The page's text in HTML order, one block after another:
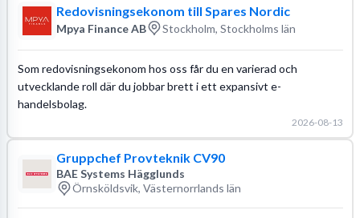
Redovisningsekonom till Spares Nordic
Mpya Finance AB Stockholm, Stockholms län
Som redovisningsekonom hos oss får du en varierad och
utvecklande roll där du jobbar brett i ett expansivt e-
handelsbolag.
2026-08-13
Gruppchef Provteknik CV90
BAE Systems Hägglunds
Örnsköldsvik, Västernorrlands län